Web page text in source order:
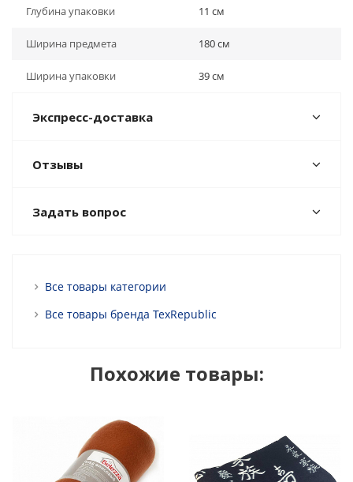
Глубина упаковки 11 см
Ширина предмета 180 см
Ширина упаковки 39 см
Экспресс-доставка
Отзывы
Задать вопрос
Все товары категории
Все товары бренда TexRepublic
Похожие товары: